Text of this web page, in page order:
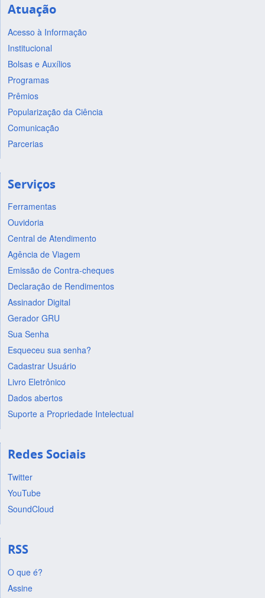
Atuação
Acesso à Informação
Institucional
Bolsas e Auxílios
Programas
Prêmios
Popularização da Ciência
Comunicação
Parcerias
Serviços
Ferramentas
Ouvidoria
Central de Atendimento
Agência de Viagem
Emissão de Contra-cheques
Declaração de Rendimentos
Assinador Digital
Gerador GRU
Sua Senha
Esqueceu sua senha?
Cadastrar Usuário
Livro Eletrônico
Dados abertos
Suporte a Propriedade Intelectual
Redes Sociais
Twitter
YouTube
SoundCloud
RSS
O que é?
Assine